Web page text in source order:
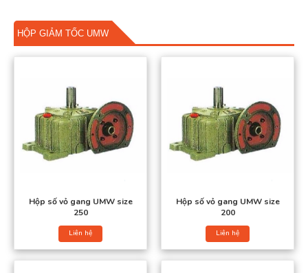
HỘP GIẢM TỐC UMW
Hộp số vỏ gang UMW size
250
Liên hệ
Hộp số vỏ gang UMW size
200
Liên hệ